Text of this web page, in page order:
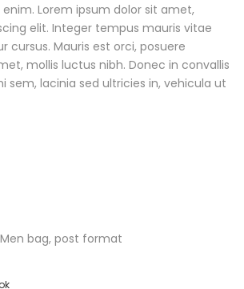
Lorem ipsum dolor sit amet,
elit. Integer tempus mauris vitae
cursus. Mauris est orci, posuere
mollis luctus nibh. Donec in convallis
sem, lacinia sed ultricies in, vehicula ut
Men bag, post format